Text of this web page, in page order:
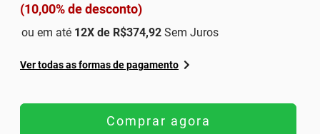
(10,00% de desconto)
ou em até 12X de R$374,92 Sem Juros
Ver todas as formas de pagamento
Comprar agora